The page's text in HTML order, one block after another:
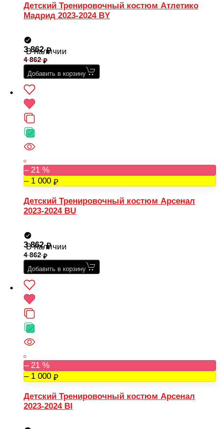
Детский Тренировочный костюм Атлетико
Мадрид 2023-2024 BY
В наличии
3 862
4 862
Добавить в корзину
– 21 %
– 1 000
Детский Тренировочный костюм Арсенал
2023-2024 BU
В наличии
3 862
4 862
Добавить в корзину
– 21 %
– 1 000
Детский Тренировочный костюм Арсенал
2023-2024 BI